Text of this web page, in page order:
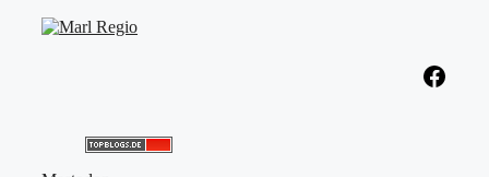
Facebook